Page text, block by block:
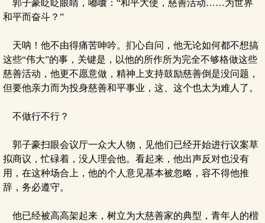
郭子豪眨眨眼睛，嘟囔：“和平大使，慈善活动……为世界
和平而奋斗？”
天呐！他不由得痛苦呻吟。扪心自问，他无论如何都不想搞
这些“伟大”的事，关键是，以他的所作所为完全不够格做这些
慈善活动，他更不愿意做，精神上支持鼓励慈善倒是没问题，
但要他亲力而为投身慈善和平事业，这、这个也太为难人了。
不做行不行？
郭子豪扫眼会议厅一众大人物，见他们已经开始进行议案草
拟商议，忙碌着，没人理会他。看起来，他出声反对也没有
用，在这种场合上，他的个人意见基本被忽略，容不得他推
辞，务必遵守。
他已经被高高架起来，树立为大慈善家的典型，青年人的楷